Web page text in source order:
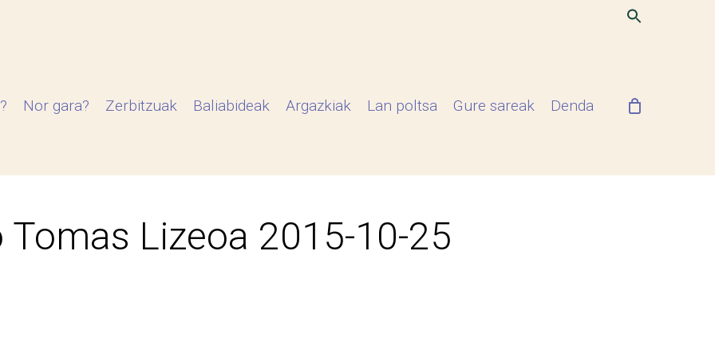
Nor gara? Zerbitzuak Baliabideak Argazkiak Lan poltsa Gure sareak Denda
Tomas Lizeoa 2015-10-25